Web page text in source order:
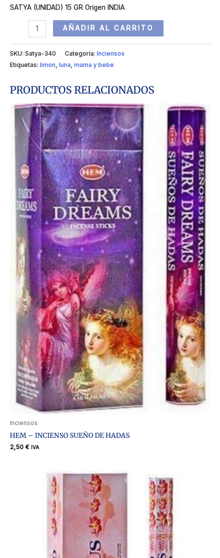
SATYA (UNIDAD) 15 GR Origen INDIA
AÑADIR AL CARRITO
SKU: Satya-340 Categoría: Inciensos
Etiquetas: limon luna mama y bebe
PRODUCTOS RELACIONADOS
Inciensos
HEM – INCIENSO SUEÑO DE HADAS
2,50 € IVA